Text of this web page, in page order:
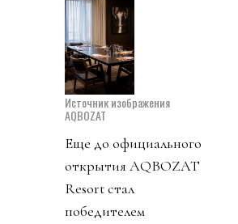
Источник изображения
AQBOZAT
Еще до официального
открытия AQBOZAT
Resort стал
победителем